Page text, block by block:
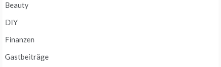
Beauty
DIY
Finanzen
Gastbeiträge